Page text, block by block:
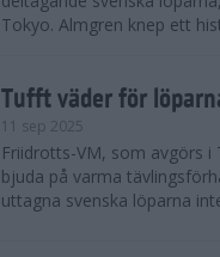
Tokyo. Almgren knep ett
Tufft väder för
11 sep 2025
Friidrotts-VM, som avgörs
bjuda på varma
uttagna svenska löparna